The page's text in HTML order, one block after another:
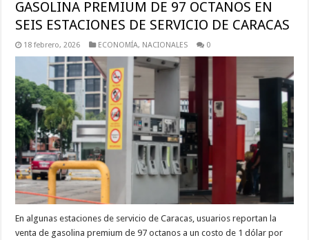
GASOLINA PREMIUM DE 97 OCTANOS EN
SEIS ESTACIONES DE SERVICIO DE CARACAS
18 febrero, 2026 ECONOMÍA, NACIONALES 0
En algunas estaciones de servicio de Caracas, usuarios reportan la
venta de gasolina premium de 97 octanos a un costo de 1 dólar por